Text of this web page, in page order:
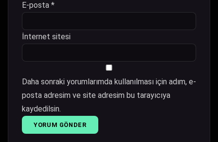
E-posta *
İnternet sitesi
Daha sonraki yorumlarımda kullanılması için adım, e-
posta adresim ve site adresim bu tarayıcıya
kaydedilsin.